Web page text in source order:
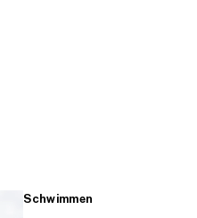
Schwimmen